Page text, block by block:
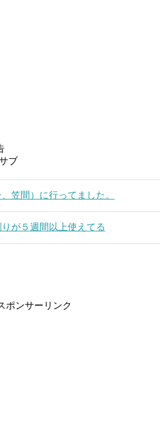
ブ
笠間）に行ってました。
が５週間以上使えてる
ポンサーリンク